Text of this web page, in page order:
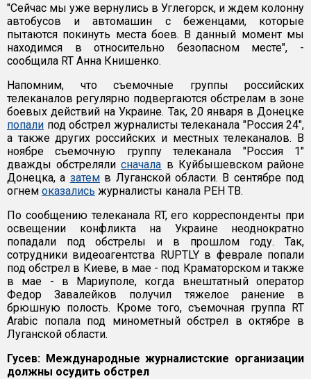
"Сейчас мы уже вернулись в Углегорск, и ждем колонну
автобусов и автомашин с беженцами, которые
пытаются покинуть места боев. В данный момент мы
находимся в относительно безопасном месте", -
сообщила RT Анна Книшенко.
Напомним, что съемочные группы российских
телеканалов регулярно подвергаются обстрелам в зоне
боевых действий на Украине. Так, 20 января в Донецке
попали под обстрел журналисты телеканала "Россия 24",
а также других российских и местных телеканалов. В
ноябре съемочную группу телеканала "Россия 1"
дважды обстрелялисначала в Куйбышевском районе
Донецка, а затемв Луганской области. В сентябре под
огнем оказались журналисты канала РЕН ТВ.
По сообщению телеканала RT, его корреспонденты при
освещении конфликта на Украине неоднократно
попадали под обстрелы и в прошлом году. Так,
сотрудники видеоагентства RUPTLY в феврале попали
под обстрел в Киеве, в мае - под Краматорском и также
в мае - в Мариуполе, когда внештатный оператор
Федор Завалейков получил тяжелое ранение в
брюшную полость. Кроме того, съемочная группа RT
Arabic попала под минометный обстрел в октябре в
Луганской области.
Гусев: Международные журналистские организации
должны осудить обстрел